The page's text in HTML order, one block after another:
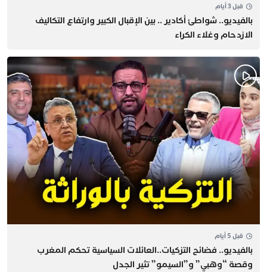
قبل 3 أيام
بالفيديو.. شواطئ أكادير .. بين الإقبال الكبير وارتفاع التكاليف
الازدحام وغلاء الكراء
قبل 5 أيام
بالفيديو.. فضائح التزكيات..العائلات السياسية تحكم المغرب
وقصة “وهبي” و”السيمو” تثير الجدل